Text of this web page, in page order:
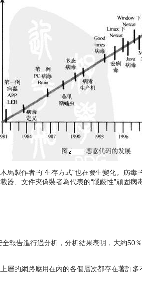
製作者的“生存方式”也在發生變化。病毒
器、文件夾偽裝者為代表的“隱蔽性”頑固
報告進行過分析，分析結果表明，大約50
層的網路應用在內的各個層次都存在著許